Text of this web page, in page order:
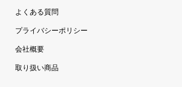
よくある質問
プライバシーポリシー
会社概要
取り扱い商品